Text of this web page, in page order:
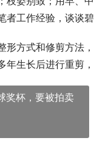
工作经验，谈谈碧
形方式和修剪方法
生长后进行重剪
奖杯，要被拍卖